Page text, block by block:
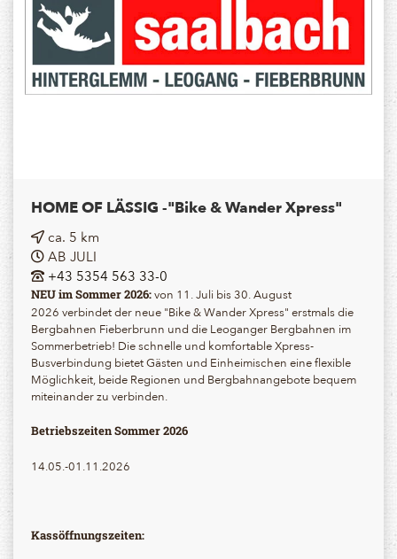
HOME OF LÄSSIG -"Bike & Wander Xpress"
ca. 5 km
AB JULI
+43 5354 563 33-0
NEU im Sommer 2026:von 11. Juli bis 30. August
2026 verbindet der neue "Bike & Wander Xpress" erstmals die
Bergbahnen Fieberbrunn und die Leoganger Bergbahnen im
Sommerbetrieb! Die schnelle und komfortable Xpress-
Busverbindung bietet Gästen und Einheimischen eine flexible
Möglichkeit, beide Regionen und Bergbahnangebote bequem
miteinander zu verbinden.
Betriebszeiten Sommer 2026
14.05.-01.11.2026
Kassöffnungszeiten: